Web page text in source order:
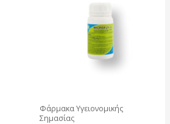
Φάρμακα Υγειονομικής
Σημασίας